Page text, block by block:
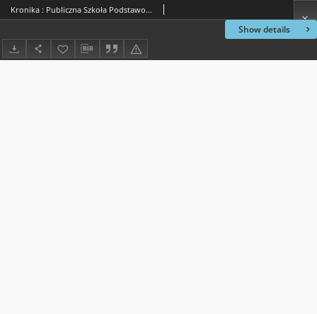
Show details
Kronika : Publiczna Szkoła Podstawowa im. T. Kościuszki w Jedlińsku. Rok szkolny 2000/2001